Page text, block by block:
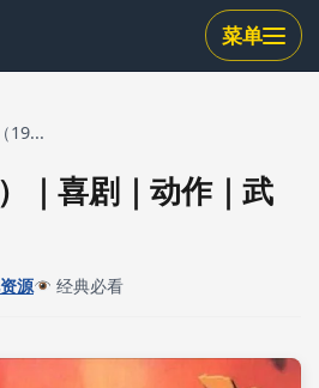
菜单
19...
｜喜剧｜动作｜武
源 经典必看